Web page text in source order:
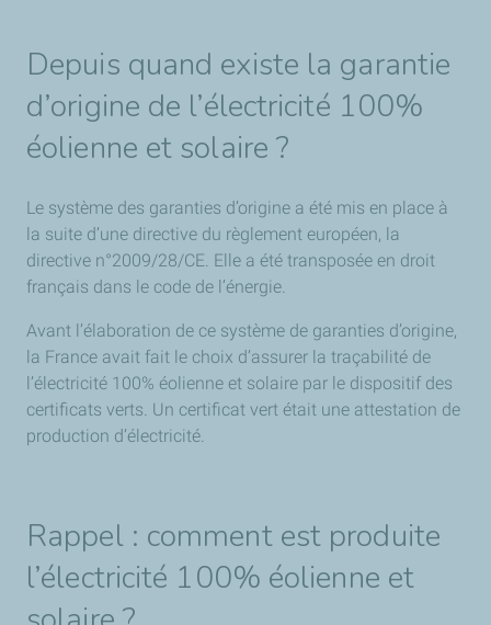
Depuis quand existe la garantie
d’origine de l’électricité 100%
éolienne et solaire ?
Le système des garanties d’origine a été mis en place à
la suite d’une directive du règlement européen, la
directive n°2009/28/CE. Elle a été transposée en droit
français dans le code de l’énergie.
Avant l’élaboration de ce système de garanties d’origine,
la France avait fait le choix d’assurer la traçabilité de
l’électricité 100% éolienne et solaire par le dispositif des
certificats verts. Un certificat vert était une attestation de
production d’électricité.
Rappel : comment est produite
l’électricité 100% éolienne et